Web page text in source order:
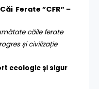
Ferate ”CFR” –
căile ferate
și civilizație
ecologic și sigur